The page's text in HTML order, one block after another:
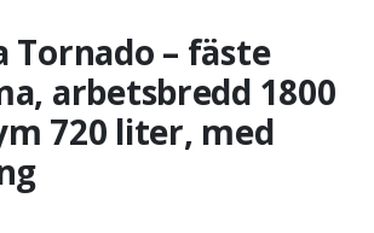
Tornado – fäste
arbetsbredd 1800
720 liter, med